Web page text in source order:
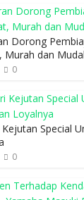
Dorong
Murah dan
0
Special
0